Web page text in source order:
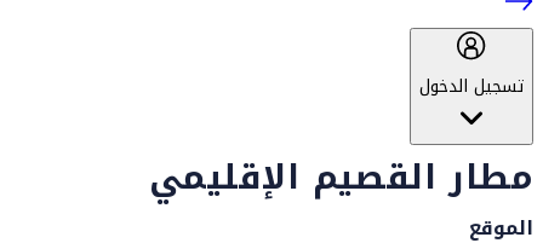
تسجيل الدخول
مطار القصيم الإقليمي
الموقع